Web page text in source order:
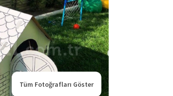
Tüm Fotoğrafları Göster